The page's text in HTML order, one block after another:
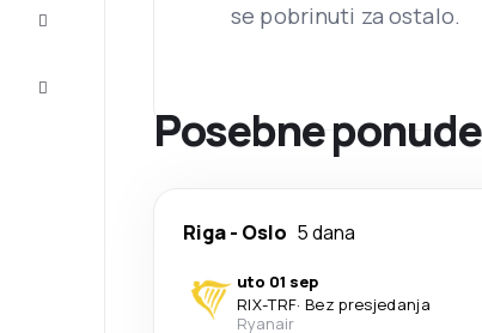
se pobrinuti za ostalo.
Posebne
Riga- Oslo 5 dana
uto 01 sep
RIX-TRF· Bez presjedanja
Ryanair